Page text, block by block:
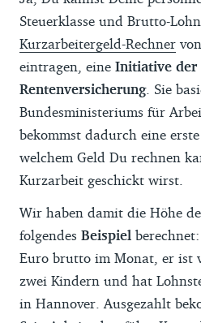
Steuerklasse und Brutto-
Kurzarbeitergeld-Rechner
eintragen, eine Initiative der
Rentenversicherung. Sie
Bundesministeriums für
bekommst dadurch eine
welchem Geld Du rechnen
Kurzarbeit geschickt wirst.
Wir haben damit die Höhe
folgendes Beispiel
Euro brutto im Monat, er ist
zwei Kindern und hat
in Hannover. Ausgezahlt